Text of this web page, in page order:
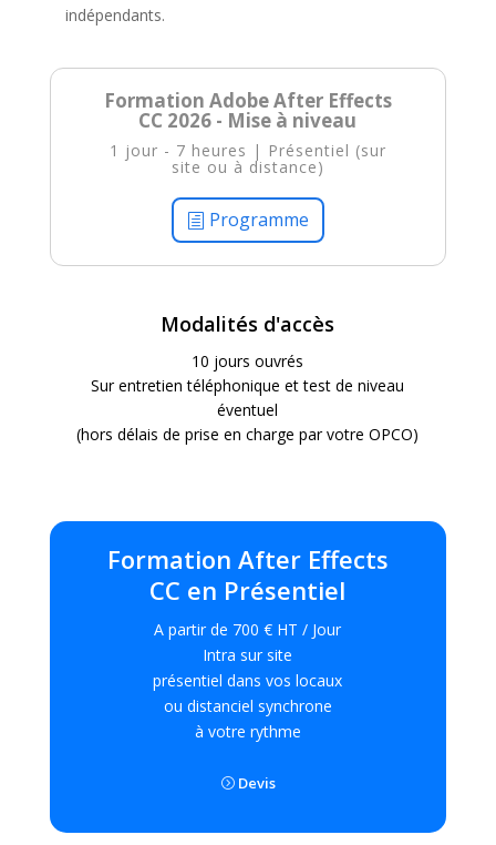
indépendants.
Formation Adobe After Effects
CC 2026 - Mise à niveau
1 jour - 7 heures | Présentiel (sur
site ou à distance)
Programme
Modalités d'accès
10 jours ouvrés
Sur entretien téléphonique et test de niveau
éventuel
(hors délais de prise en charge par votre OPCO)
Formation After Effects
CC en Présentiel
A partir de 700 € HT / Jour
Intra sur site
présentiel dans vos locaux
ou distanciel synchrone
à votre rythme
Devis